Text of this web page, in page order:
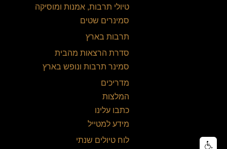
טיולי תרבות, אמנות ומוסיקה
סמינרים שטים
תרבות בארץ
סדרת הרצאות מהבית
סמינר תרבות ונופש בארץ
מדריכים
המלצות
כתבו עלינו
מידע למטייל
לוח טיולים שנתי